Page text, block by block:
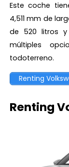
Este coche
4,511 mm de
de 520 litros y
múltiples
todoterreno.
Renting
Renting